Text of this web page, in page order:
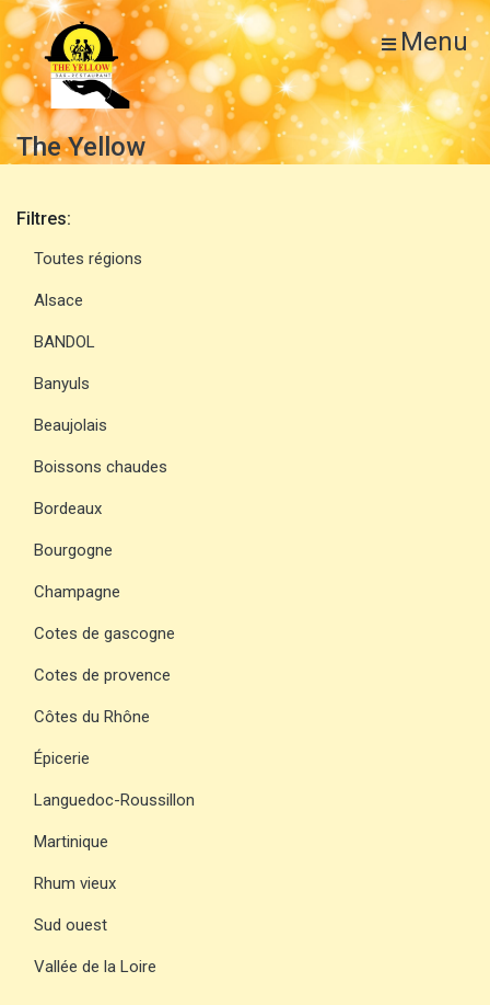
Menu
The Yellow
Filtres:
Toutes régions
Alsace
BANDOL
Banyuls
Beaujolais
Boissons chaudes
Bordeaux
Bourgogne
Champagne
Cotes de gascogne
Cotes de provence
Côtes du Rhône
Épicerie
Languedoc-Roussillon
Martinique
Rhum vieux
Sud ouest
Vallée de la Loire